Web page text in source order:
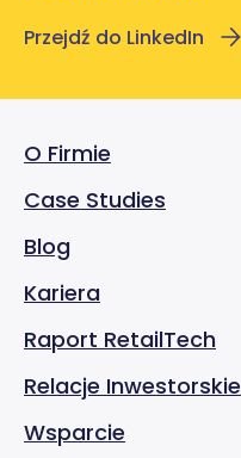
Przejdź do LinkedIn
O Firmie
Case Studies
Blog
Kariera
Raport RetailTech
Relacje Inwestorskie
Wsparcie